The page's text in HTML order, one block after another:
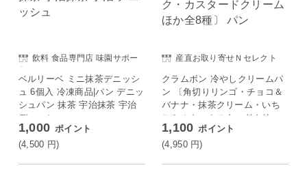
飲料 食品専門店 味園サポー
ト
ベルリーベ ミニ抹茶デニッシ
ュ 6個入 冷凍商品|パン デニッ
シュパン 抹茶 宇治抹茶 宇治
デニッシュ
1,000 ポイント
(4,500 円)
産直お取り寄せＮセレクト
クラムボン 冷やしクリームパ
ン 〔角切りリンゴ・チョコ＆
バナナ・抹茶クリーム・いち
ごミルク・カスタードクリー
ム ほか全8種〕 パン
1,100 ポイント
(4,950 円)